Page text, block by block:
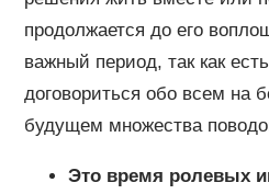
продолжается до его
важный период, так как
договориться обо всем на
будущем множества
Это время ролевых